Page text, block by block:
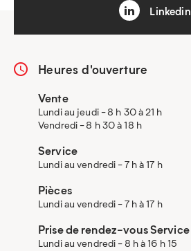
Linkedin
Heures d'ouverture
Vente
Lundi au jeudi - 8 h 30 à 21 h
Vendredi - 8 h 30 à 18 h
Service
Lundi au vendredi - 7 h à 17 h
Pièces
Lundi au vendredi - 7 h à 17 h
Prise de rendez-vous Service
Lundi au vendredi - 8 h à 16 h 15